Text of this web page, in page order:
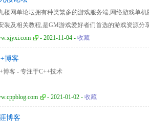
楼网单论坛拥有种类繁多的游戏服务端,网络游戏单
装及相关教程,是GM游戏爱好者们首选的游戏资源分
- 2021-11-04 - 收藏
博客
博客 - 专注于C++技术
- 2021-01-02 - 收藏
博客